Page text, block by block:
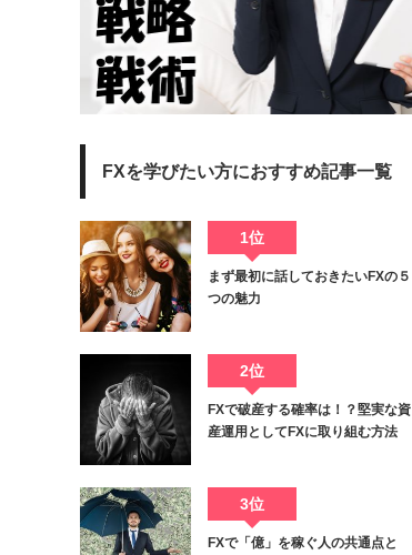
FXを学びたい方におすすめ記事一覧
1位
まず最初に話しておきたいFXの５
つの魅力
2位
FXで破産する確率は！？堅実な資
産運用としてFXに取り組む方法
3位
FXで「億」を稼ぐ人の共通点と